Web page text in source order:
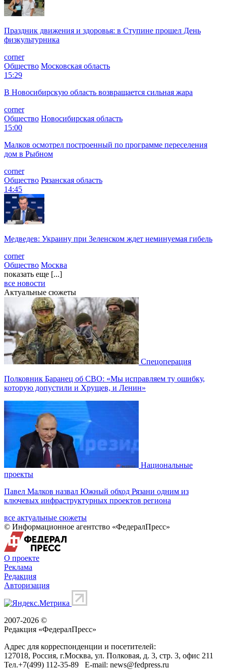
Праздник движения и здоровья: в Ступине прошел День
физкультурника
corner
Общество Московская область
15:29
В Новосибирскую область возвращается сильная жара
corner
Общество Новосибирская область
15:00
Малков осмотрел построенный по программе переселения
дом в Рыбном
corner
Общество Рязанская область
14:45
Медведев: Украину при Зеленском ждет неминуемая гибель
corner
Общество Москва
показать еще [...]
все новости
Актуальные сюжеты
Спецоперация
Полковник Баранец об СВО: «Мы исправляем ту ошибку,
которую допустили и Хрущев, и Ленин»
Национальные
проекты
Павел Малков назвал Южный обход Рязани одним из
ключевых инфраструктурных проектов региона
все актуальные сюжеты
© Информационное агентство «ФедералПресс»
О проекте
Реклама
Редакция
Авторизация
2007-2026 ©
Редакция «ФедералПресс»
Адрес для корреспонденции и посетителей:
127018, Россия, г.Москва, ул. Полковая, д. 3, стр. 3, офис 211
Тел.+7(499) 112-35-89 E-mail: news@fedpress.ru